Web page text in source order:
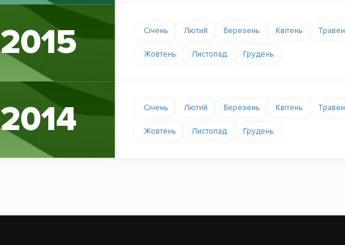
2015 Січень Лютий Березень Квітень
Жовтень Листопад Грудень
2014 Січень Лютий Березень Квітень
Жовтень Листопад Грудень